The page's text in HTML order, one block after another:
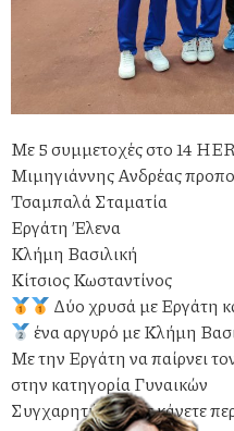
Με 5 συμμετοχές στο 14
Μιμηγιάννης Ανδρέας
Τσαμπαλά Σταματία
Εργάτη Έλενα
Κλήμη Βασιλική
Κίτσιος Κωσταντίνος
Δύο χρυσά με Εργάτη
ένα αργυρό με Κλήμη
Με την Εργάτη να παίρνει
στην κατηγορία Γυναικών
Συγχαρητήρια. Με κάνετε